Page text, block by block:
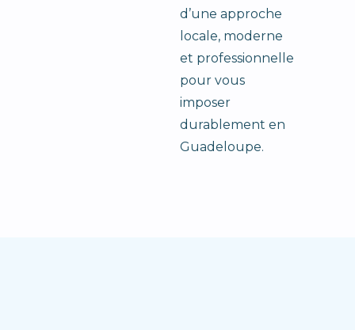
d’une approche
locale, moderne
et professionnelle
pour vous
imposer
durablement en
Guadeloupe.